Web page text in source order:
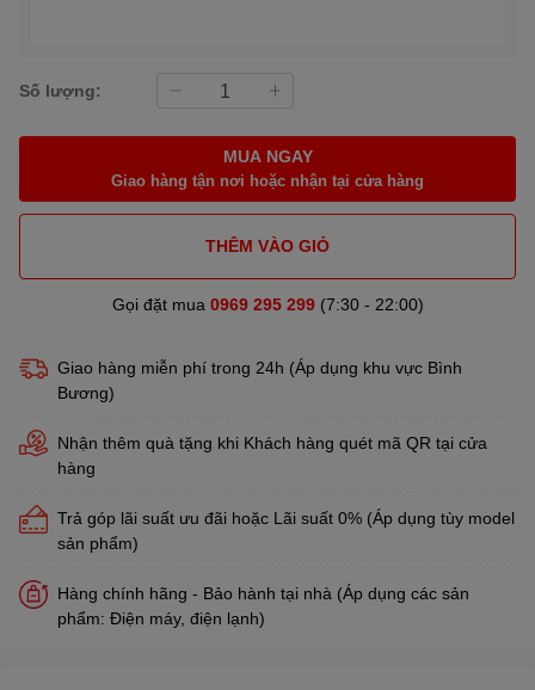
Số lượng:
MUA NGAY
Giao hàng tận nơi hoặc nhận tại cửa hàng
THÊM VÀO GIỎ
Gọi đặt mua 0969 295 299(7:30 - 22:00)
Giao hàng miễn phí trong 24h (Áp dụng khu vực Bình
Bương)
Nhận thêm quà tặng khi Khách hàng quét mã QR tại cửa
hàng
Trả góp lãi suất ưu đãi hoặc Lãi suất 0% (Áp dụng tùy model
sản phẩm)
Hàng chính hãng - Bảo hành tại nhà (Áp dụng các sản
phẩm: Điện máy, điện lạnh)